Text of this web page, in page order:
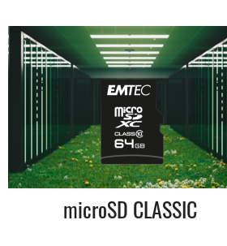
microSD CLASSIC